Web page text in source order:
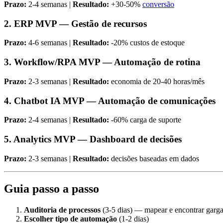
Prazo: 2-4 semanas | Resultado: +30-50% conversão
2. ERP MVP — Gestão de recursos
Prazo: 4-6 semanas | Resultado: -20% custos de estoque
3. Workflow/RPA MVP — Automação de rotina
Prazo: 2-3 semanas | Resultado: economia de 20-40 horas/mês
4. Chatbot IA MVP — Automação de comunicações
Prazo: 2-4 semanas | Resultado: -60% carga de suporte
5. Analytics MVP — Dashboard de decisões
Prazo: 2-3 semanas | Resultado: decisões baseadas em dados
Guia passo a passo
Auditoria de processos (3-5 dias) — mapear e encontrar
Escolher tipo de automação (1-2 dias)